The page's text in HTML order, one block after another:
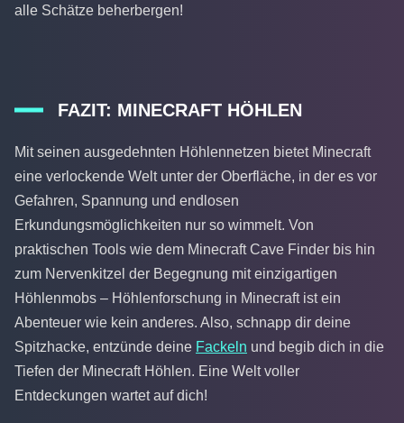
alle Schätze beherbergen!
FAZIT: MINECRAFT HÖHLEN
Mit seinen ausgedehnten Höhlennetzen bietet Minecraft
eine verlockende Welt unter der Oberfläche, in der es vor
Gefahren, Spannung und endlosen
Erkundungsmöglichkeiten nur so wimmelt. Von
praktischen Tools wie dem Minecraft Cave Finder bis hin
zum Nervenkitzel der Begegnung mit einzigartigen
Höhlenmobs – Höhlenforschung in Minecraft ist ein
Abenteuer wie kein anderes. Also, schnapp dir deine
Spitzhacke, entzünde deine Fackeln und begib dich in die
Tiefen der Minecraft Höhlen. Eine Welt voller
Entdeckungen wartet auf dich!